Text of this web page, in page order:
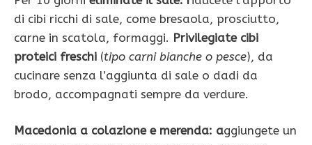
di cibi ricchi di sale, come bresaola, prosciutto,
carne in scatola, formaggi. Privilegiate cibi
proteici freschi (tipo carni bianche o pesce), da
cucinare senza l’aggiunta di sale o dadi da
brodo, accompagnati sempre da verdure.
Macedonia a colazione e merenda: aggiungete un